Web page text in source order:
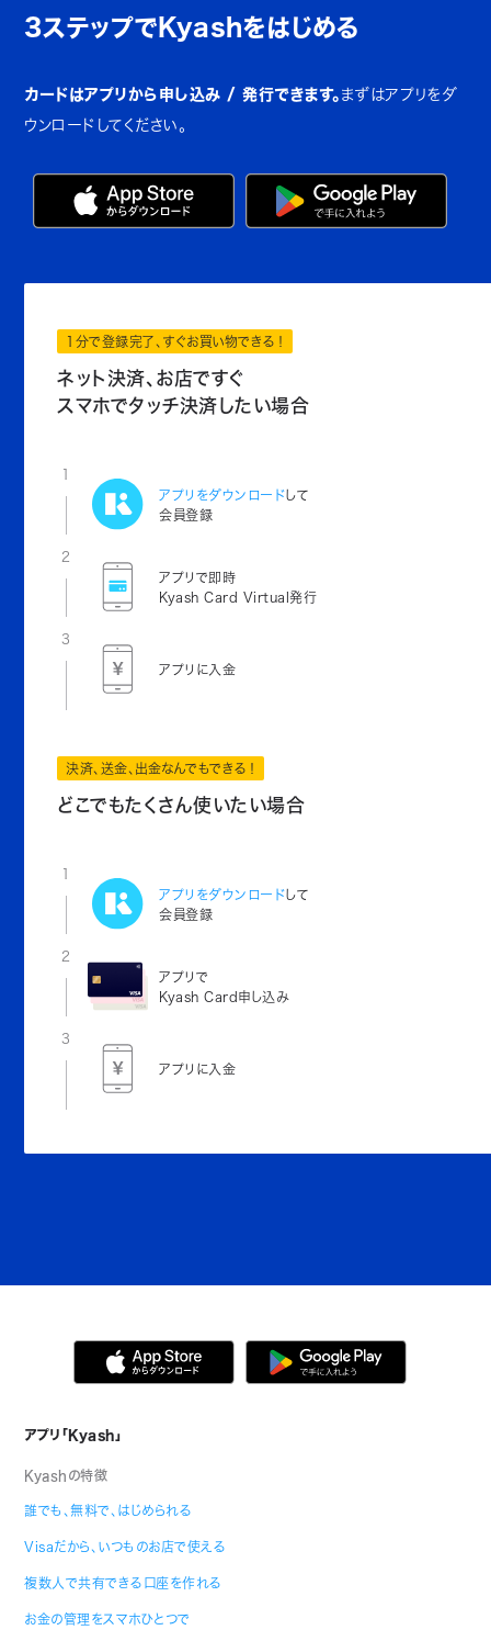
3ステップでKyashをはじめる
カードはアプリから申し込み / 発行できます。 まずはアプリをダ
ウンロードしてください。
1分で登録完了、すぐお買い物できる！
ネット決済、お店ですぐ
スマホでタッチ決済したい場合
1
アプリをダウンロードして
会員登録
2
アプリで即時
Kyash Card Virtual発行
3
アプリに入金
決済、送金、出金なんでもできる！
どこでもたくさん使いたい場合
1
アプリをダウンロードして
会員登録
2
アプリで
Kyash Card申し込み
3
アプリに入金
アプリ「Kyash」
Kyashの特徴
誰でも、無料で、はじめられる
Visaだから、いつものお店で使える
複数人で共有できる口座を作れる
お金の管理をスマホひとつで